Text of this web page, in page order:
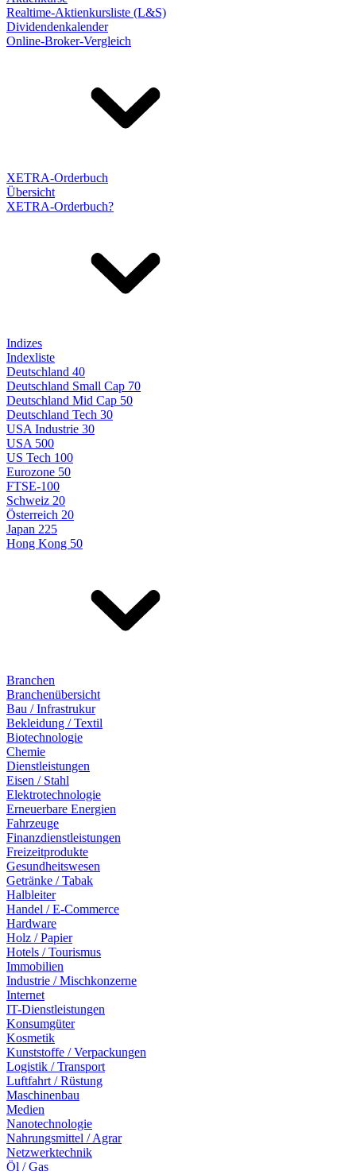
Realtime-Aktienkursliste (L&S)
Dividendenkalender
Online-Broker-Vergleich
XETRA-Orderbuch
Übersicht
XETRA-Orderbuch?
Indizes
Indexliste
Deutschland 40
Deutschland Small Cap 70
Deutschland Mid Cap 50
Deutschland Tech 30
USA Industrie 30
USA 500
US Tech 100
Eurozone 50
FTSE-100
Schweiz 20
Österreich 20
Japan 225
Hong Kong 50
Branchen
Branchenübersicht
Bau / Infrastrukur
Bekleidung / Textil
Biotechnologie
Chemie
Dienstleistungen
Eisen / Stahl
Elektrotechnologie
Erneuerbare Energien
Fahrzeuge
Finanzdienstleistungen
Freizeitprodukte
Gesundheitswesen
Getränke / Tabak
Halbleiter
Handel / E-Commerce
Hardware
Holz / Papier
Hotels / Tourismus
Immobilien
Industrie / Mischkonzerne
Internet
IT-Dienstleistungen
Konsumgüter
Kosmetik
Kunststoffe / Verpackungen
Logistik / Transport
Luftfahrt / Rüstung
Maschinenbau
Medien
Nanotechnologie
Nahrungsmittel / Agrar
Netzwerktechnik
Öl / Gas